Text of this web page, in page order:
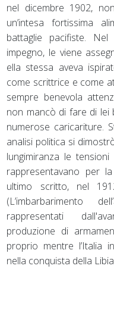
nel dicembre 1902,
un’intesa fortissima
battaglie pacifiste.
impegno, le viene
ella stessa aveva
come scrittrice e come
sempre benevola
non mancò di fare di lei
numerose caricariture.
analisi politica si
lungimiranza le
rappresentavano per
ultimo scritto, nel
(L’imbarbarimento
rappresentati
produzione di
proprio mentre l’Italia
nella conquista della